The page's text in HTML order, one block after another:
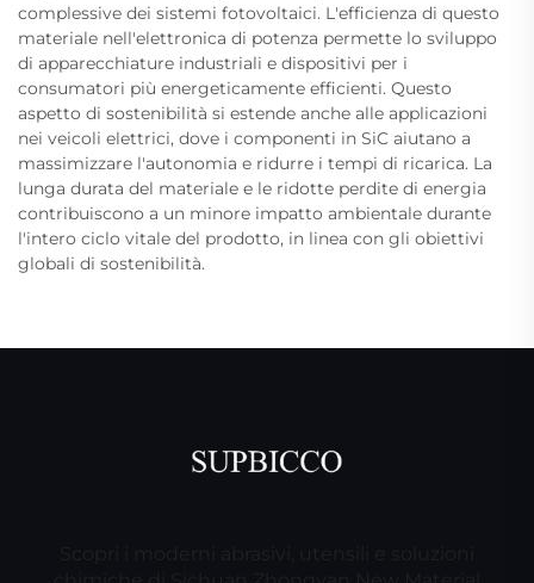
complessive dei sistemi fotovoltaici. L'efficienza di questo
materiale nell'elettronica di potenza permette lo sviluppo
di apparecchiature industriali e dispositivi per i
consumatori più energeticamente efficienti. Questo
aspetto di sostenibilità si estende anche alle applicazioni
nei veicoli elettrici, dove i componenti in SiC aiutano a
massimizzare l'autonomia e ridurre i tempi di ricarica. La
lunga durata del materiale e le ridotte perdite di energia
contribuiscono a un minore impatto ambientale durante
l'intero ciclo vitale del prodotto, in linea con gli obiettivi
globali di sostenibilità.